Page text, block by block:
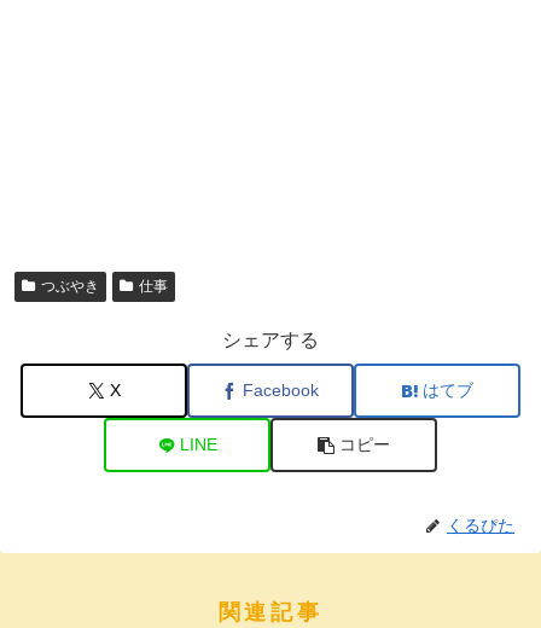
つぶやき 仕事
シェアする
X Facebook はてブ
LINE コピー
くるぴた
関連記事